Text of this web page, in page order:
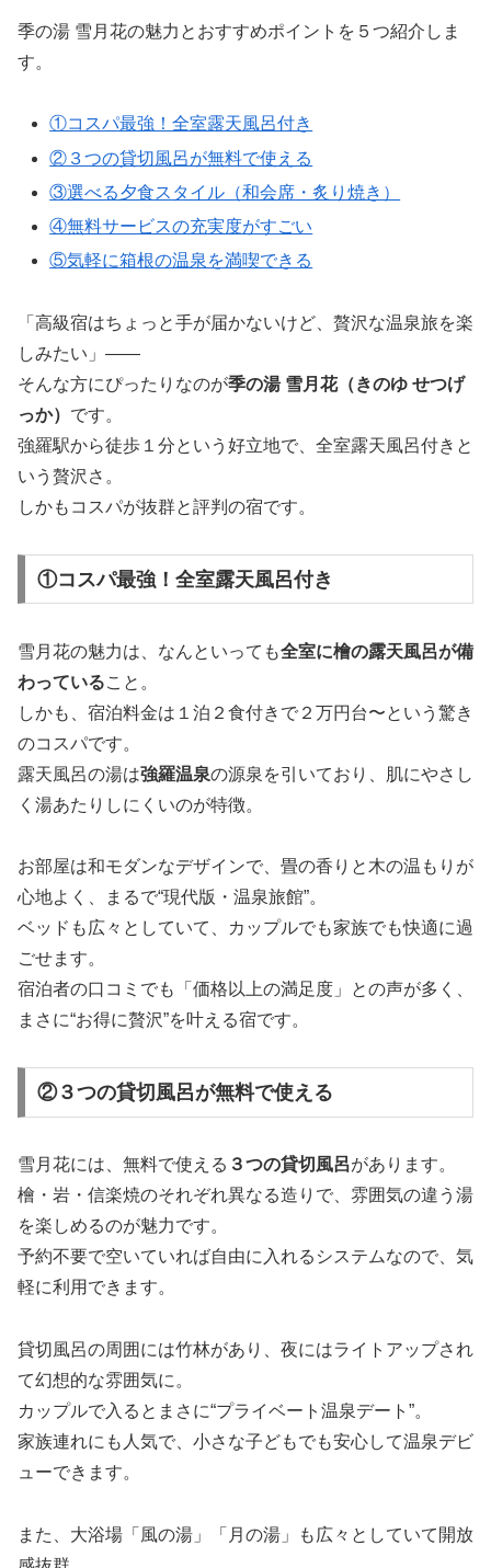
季の湯 雪月花の魅力とおすすめポイントを５つ紹介しま
す。
①コスパ最強！全室露天風呂付き
②３つの貸切風呂が無料で使える
③選べる夕食スタイル（和会席・炙り焼き）
④無料サービスの充実度がすごい
⑤気軽に箱根の温泉を満喫できる
「高級宿はちょっと手が届かないけど、贅沢な温泉旅を楽
しみたい」――
そんな方にぴったりなのが季の湯 雪月花（きのゆ せつげ
っか） です。
強羅駅から徒歩１分という好立地で、全室露天風呂付きと
いう贅沢さ。
しかもコスパが抜群と評判の宿です。
①コスパ最強！全室露天風呂付き
雪月花の魅力は、なんといっても全室に檜の露天風呂が備
わっていること。
しかも、宿泊料金は１泊２食付きで２万円台〜という驚き
のコスパです。
露天風呂の湯は強羅温泉の源泉を引いており、肌にやさし
く湯あたりしにくいのが特徴。
お部屋は和モダンなデザインで、畳の香りと木の温もりが
心地よく、まるで“現代版・温泉旅館”。
ベッドも広々としていて、カップルでも家族でも快適に過
ごせます。
宿泊者の口コミでも「価格以上の満足度」との声が多く、
まさに“お得に贅沢”を叶える宿です。
②３つの貸切風呂が無料で使える
雪月花には、無料で使える ３つの貸切風呂があります。
檜・岩・信楽焼のそれぞれ異なる造りで、雰囲気の違う湯
を楽しめるのが魅力です。
予約不要で空いていれば自由に入れるシステムなので、気
軽に利用できます。
貸切風呂の周囲には竹林があり、夜にはライトアップされ
て幻想的な雰囲気に。
カップルで入るとまさに“プライベート温泉デート”。
家族連れにも人気で、小さな子どもでも安心して温泉デビ
ューできます。
また、大浴場「風の湯」「月の湯」も広々としていて開放